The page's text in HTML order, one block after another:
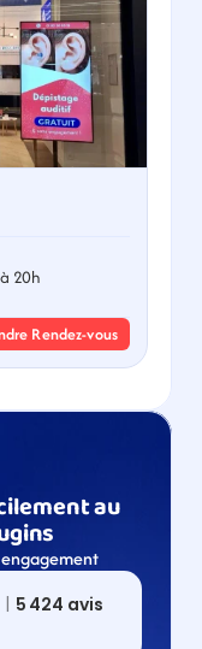
20h
Rendez-vous
au